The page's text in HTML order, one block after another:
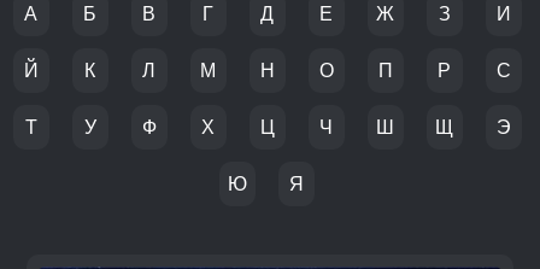
А Б В Г Д Е Ж З И
Й К Л М Н О П Р С
Т У Ф Х Ц Ч Ш Щ Э
Ю Я